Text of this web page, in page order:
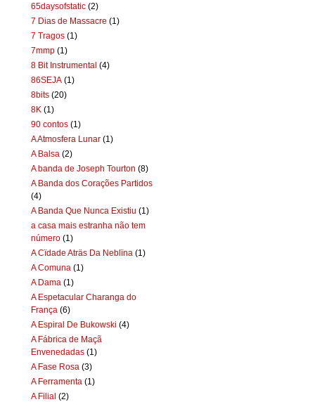
65daysofstatic (2)
7 Dias de Massacre (1)
7 Tragos (1)
7mmp (1)
8 Bit Instrumental (4)
86SEJA (1)
8bits (20)
8K (1)
90 contos (1)
A Atmosfera Lunar (1)
A Balsa (2)
A banda de Joseph Tourton (8)
A Banda dos Corações Partidos
(4)
A Banda Que Nunca Existiu (1)
a casa mais estranha não tem
número (1)
A Cïdade Aträs Da Neblïna (1)
A Comuna (1)
A Dama (1)
A Espetacular Charanga do
França (6)
A Espiral De Bukowski (4)
A Fábrica de Maçã
Envenedadas (1)
A Fase Rosa (3)
A Ferramenta (1)
A Filial (2)